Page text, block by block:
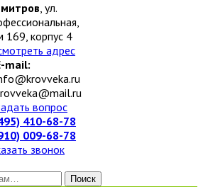
, ул.
169, корпус 4
адрес
mail:
вопрос
410-68-78
009-68-78
звонок
Поиск